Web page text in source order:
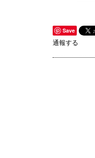
Save
通報する